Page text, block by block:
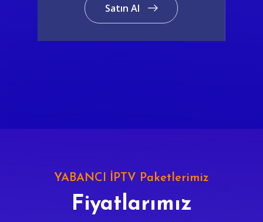
Satın Al
YABANCI İPTV Paketlerimiz
Fiyatlarımız